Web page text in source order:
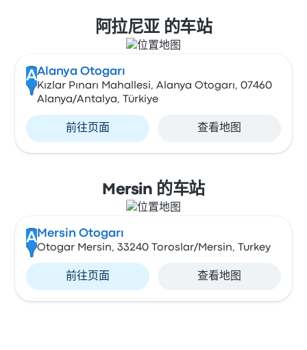
阿拉尼亚 的车站
AAlanya Otogarı
Kızlar Pınarı Mahallesi, Alanya Otogarı, 07460
Alanya/Antalya, Türkiye
前往页面 查看地图
Mersin 的车站
A Mersin Otogarı
Otogar Mersin, 33240 Toroslar/Mersin, Turkey
前往页面 查看地图